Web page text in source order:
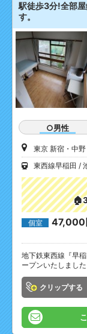
駅徒歩3分!全部
す。
○男性
東京 新宿・中野
東西線早稲田
個室 47,000
地下鉄東西線『早
ープンいたしまし
クリップ